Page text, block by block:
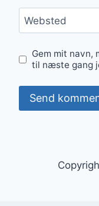
Websted
Gem mit navn,
til næste gang